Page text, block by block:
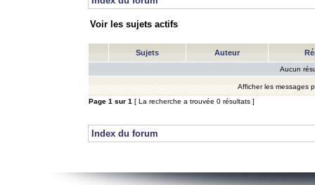
Voir les sujets actifs
Sujets Auteur
Aucun
Afficher les messages
Page 1 sur 1 [ La recherche a trouvée 0 résultats ]
Index du forum